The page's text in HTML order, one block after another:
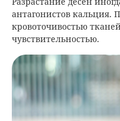
антагонистов кальция.
кровоточивостью
чувствительностью.